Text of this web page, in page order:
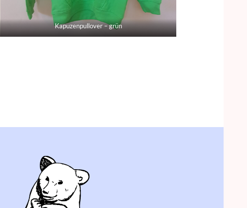
Kapuzenpullover – grün